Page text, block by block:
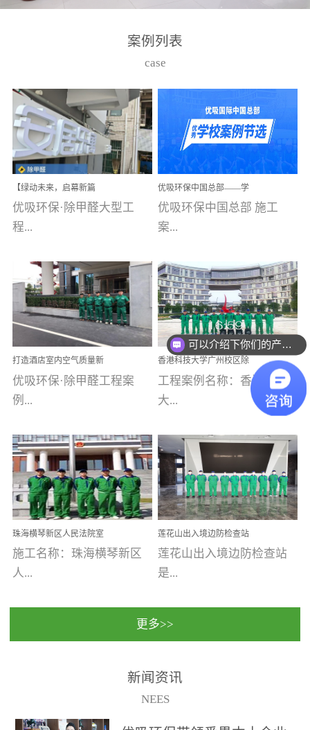
高技能的团队。汇聚了众
取得了多项产品技术专利
和多项国家版权局著作
权，获得高新技术企业称
号。生产优势自主生产自
给自足，优吸公司于2015
在广州番禺区成功建立产
品线生产基地，工厂拥有
自动化生产设备和成熟的
选择源头源材料、严控产
品质量，我们每一批的生
产产品都经过严格的质检
程序；生产车间为优吸总
部和全国分支机构生产光
触媒、净醛王、祛味剂等
优吸系列产品，保质保量
完成生产任务，确保全国
求。资质优势团队优势分
支优势优吸环保是一棵正
茁壮成长的树，只要我们
人人都爱护她、珍惜她、
她将越来越枝繁叶茂，终
将会成为一棵参天大树！
优吸环保截止2020年拥有
全国600家网点分支机构。
案例列表
case
【绿动未来，启幕新篇
章】优吸环保中标深圳安
居乐寓，超大型工装室内
空气治理项目顺利启航，
优吸环保·除甲醛大型工
程...
案例【深圳安居乐寓】室
内空气治理项目深圳安居
乐寓 深圳市安居乐寓
为深圳安居集团旗下城...
优吸环保中国总部——学
校施工案例(节选)
优吸环保中国总部 施工
案...
例(学校工装节选)广州南沙
小学(珠江湾校区)项目地
址：广州市南沙区海滨路
南沙珠江湾江门市蓬江区
禾...
打造酒店室内空气质量新
标杆——优吸环保·标杆之
作：东莞美豪雅致酒店室
内空气治理工程纪实
优吸环保·除甲醛工程案
例...
【东莞美豪雅致酒店】室
内空气治理项目东莞美豪
雅致酒店 东莞美豪雅
致酒店是为中高端人士...
香港科技大学广州校区除
甲醛项目圆满完成
工程案例名称：香港科技
大...
学广州校区室内空气治
理 工程案例地址：广
州南沙区·香港科技大学(广
州)校区 工程案...
珠海横琴新区人民法院室
内除甲醛空气治理项目
施工名称：珠海横琴新区
人...
民法院室内除甲醛空气治
保施工日期：2020年1月珠
莲花山出入境边防检查站
室内除甲醛空气治理项目
莲花山出入境边防检查站
是...
国家通过设在对外开放口
（及各出入境边防检查
更多>>
新闻资讯
NEES
可以介绍下你们的产品么